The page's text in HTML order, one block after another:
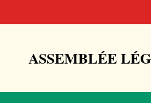
ASSEMBLÉE